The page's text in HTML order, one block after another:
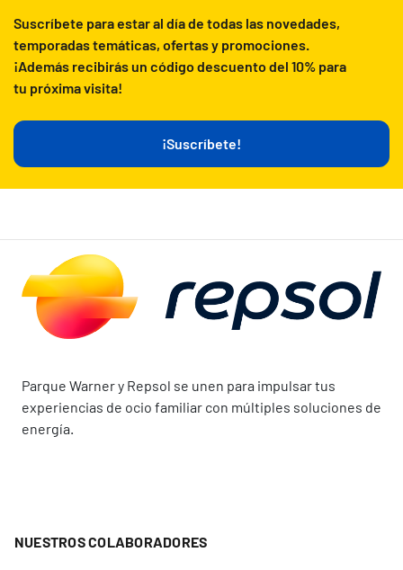
Suscríbete para estar al día de todas las novedades,
temporadas temáticas, ofertas y promociones.
¡Además recibirás un código descuento del 10% para
tu próxima visita!
¡Suscríbete!
Parque Warner y Repsol se unen para impulsar tus
experiencias de ocio familiar con múltiples soluciones de
energía.
NUESTROS COLABORADORES